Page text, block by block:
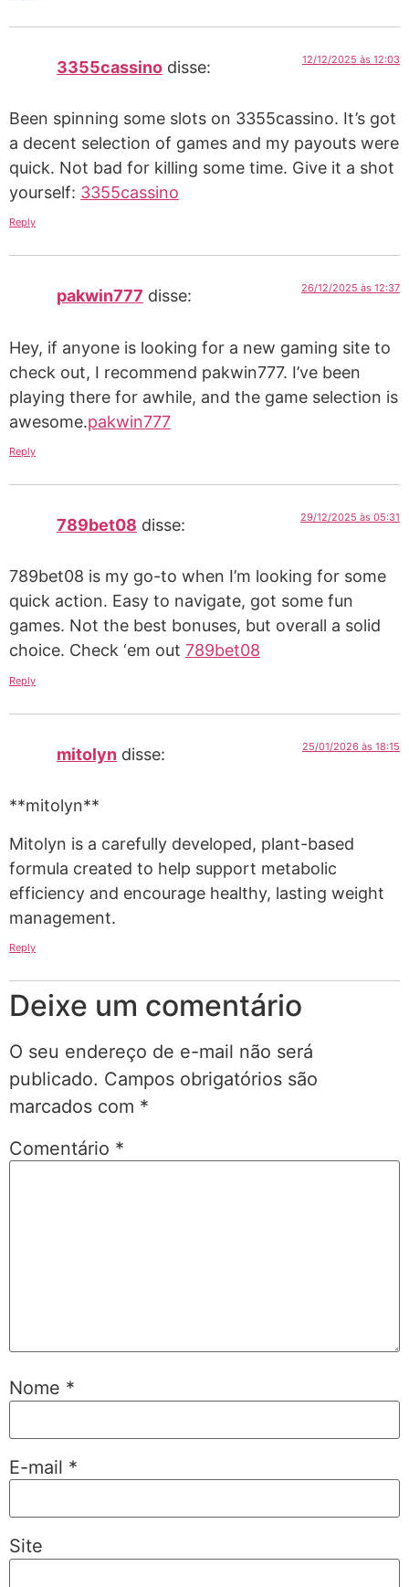
3355cassino disse: 12/12/2025 às 12:03
Been spinning some slots on 3355cassino. It’s got
a decent selection of games and my payouts were
quick. Not bad for killing some time. Give it a shot
yourself: 3355cassino
Reply
pakwin777 disse: 26/12/2025 às 12:37
Hey, if anyone is looking for a new gaming site to
check out, I recommend pakwin777. I’ve been
playing there for awhile, and the game selection is
awesome.pakwin777
Reply
789bet08 disse: 29/12/2025 às 05:31
789bet08 is my go-to when I’m looking for some
quick action. Easy to navigate, got some fun
games. Not the best bonuses, but overall a solid
choice. Check ‘em out 789bet08
Reply
mitolyn disse: 25/01/2026 às 18:15
**mitolyn**
Mitolyn is a carefully developed, plant-based
formula created to help support metabolic
efficiency and encourage healthy, lasting weight
management.
Reply
Deixe um comentário
O seu endereço de e-mail não será
publicado. Campos obrigatórios são
marcados com *
Comentário *
Nome *
E-mail *
Site